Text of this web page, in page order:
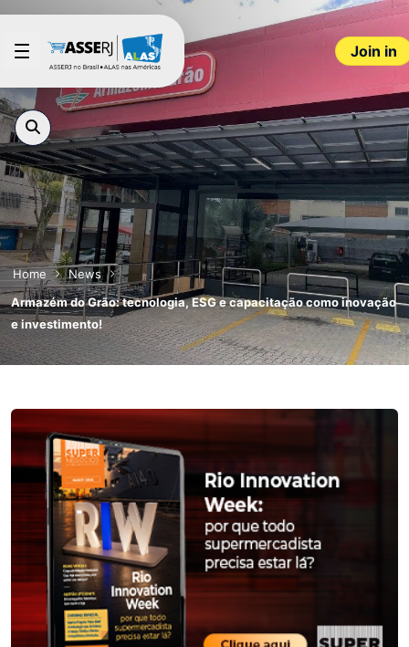
Skip to Main Content
Join in
Home
News
Armazém do Grão: tecnologia, ESG e capacitação como inovação
e investimento!